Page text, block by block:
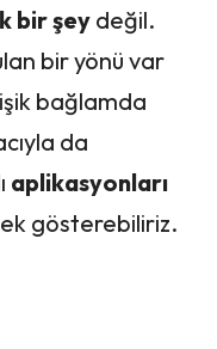
bir şey değil.
bir yönü var
bağlamda
da
aplikasyonları
gösterebiliriz.